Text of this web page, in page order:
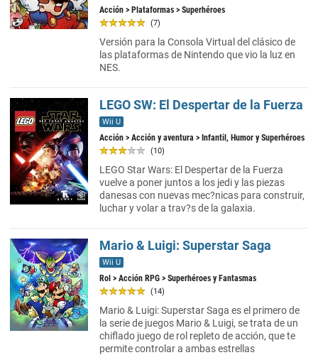
Acción > Plataformas > Superhéroes
(7)
Versión para la Consola Virtual del clásico de
las plataformas de Nintendo que vio la luz en
NES.
LEGO SW: El Despertar de la Fuerza
Wii U
Acción > Acción y aventura > Infantil, Humor y Superhéroes
(10)
LEGO Star Wars: El Despertar de la Fuerza
vuelve a poner juntos a los jedi y las piezas
danesas con nuevas mec?nicas para construir,
luchar y volar a trav?s de la galaxia.
Mario & Luigi: Superstar Saga
Wii U
Rol > Acción RPG > Superhéroes y Fantasmas
(14)
Mario & Luigi: Superstar Saga es el primero de
la serie de juegos Mario & Luigi, se trata de un
chiflado juego de rol repleto de acción, que te
permite controlar a ambas estrellas